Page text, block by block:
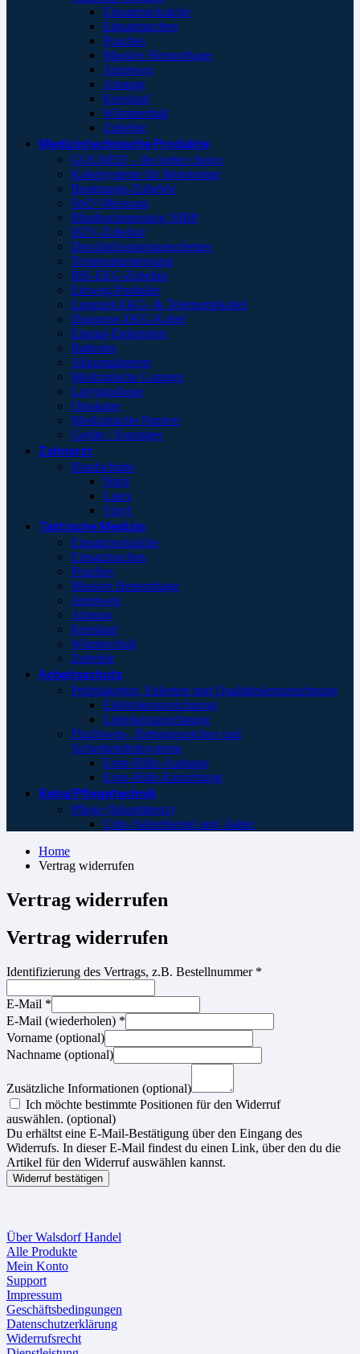
Einsatzrucksäcke
Einsatztaschen
Pouches
Massive Hemorrhage
Atemweg
Atmung
Kreislauf
Wärmeerhalt
Zubehör
Medizintechnische Produkte
GOLMED – the better choice
Kabelsysteme für Monitoring
Beatmungs-Zubehör
SpO²-Messung
Blutdruckmessung NIBP
HZV-Zubehör
Druckinfusionsmanschetten
Temperaturmessung
BIS-EEG-Zubehör
Einweg-Produkte
Langzeit-EKG- & Telemetriekabel
Diagnose-EKG-Kabel
Einmal-Elektroden
Batterien
Akkumulatoren
Medizinische Lampen
Laryngoskope
Otoskope
Medizinische Papiere
Geräte / Sonstiges
Zahnarzt
Handschuhe
Nitril
Latex
Vinyl
Taktische Medizin
Einsatzrucksäcke
Einsatztaschen
Pouches
Massive Hemorrhage
Atemweg
Atmung
Kreislauf
Wärmeerhalt
Zubehör
Arbeitsschutz
Prüfplaketten, Etiketten und Qualitätskennzeichnung
Elektrokennzeichnung
Leiterkennzeichnung
Fluchtweg-, Rettungszeichen und
Sicherheistleitsysteme
Erste-Hilfe-Aushang
Erste-Hilfe-Einrichtung
Reha/Pflegetechnik
Pflege (Inkontinenz)
Urin-/Sekretbeutel und -halter
Home
Vertrag widerrufen
Vertrag widerrufen
Vertrag widerrufen
Identifizierung des Vertrags, z.B. Bestellnummer *
E-Mail *
E-Mail (wiederholen) *
Vorname (optional)
Nachname (optional)
Zusätzliche Informationen (optional)
Ich möchte bestimmte Positionen für den Widerruf
auswählen. (optional)
Du erhältst eine E-Mail-Bestätigung über den Eingang des
Widerrufs. In dieser E-Mail findest du einen Link, über den du die
Artikel für den Widerruf auswählen kannst.
Widerruf bestätigen
Über Walsdorf Handel
Alle Produkte
Mein Konto
Support
Impressum
Geschäftsbedingungen
Datenschutzerklärung
Widerrufsrecht